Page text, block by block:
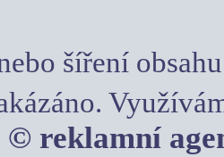
šíření
© reklamní